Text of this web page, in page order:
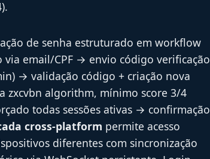
de senha estruturado em workflow
via email/CPF → envio código verificação
→ validação código + criação nova
zxcvbn algorithm, mínimo score 3/4
todas sessões ativas → confirmação
cross-platform permite acesso
diferentes com sincronização